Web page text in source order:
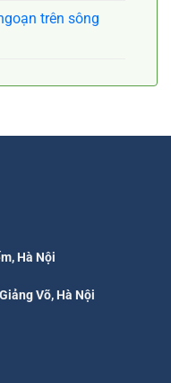
trên sông
Hà Nội
Võ, Hà Nội